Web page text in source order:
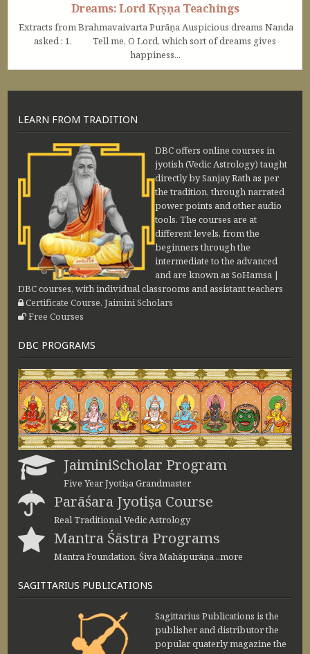
Dreams: Lord Kṛṣṇa Teachings
Extracts from Brahmavaivarta Purāṇa Auspicious dreams Nanda
asked : 1. Tell me, O Lord, which sort of dreams gives
happiness...
LEARN FROM TRADITION
DBC offers online courses in
jyotish (Vedic Astrology) taught
directly by Sanjay Rath as per
the tradition, through narrated
power points and other audio
tools. The courses are at
different levels, from the
beginners through the
intermediate to the advanced
and are known as SoHamsa |
DBC courses, with individual classrooms and assistant teachers
Certificate Course, Jaimini Scholars
Free Courses
DBC PROGRAMS
JaiminiScholar Program
Five Year Jyotiṣa Grandmaster
Parāśara Jyotiṣa Course
Real Traditional Vedic Astrology
Mantra Śāstra Programs
Mantra Foundation, Śiva Mahāpurāṇa ..more
SAGITTARIUS PUBLICATIONS
Sagittarius Publications is the
publisher and distributor the
popular quaterly magazine the